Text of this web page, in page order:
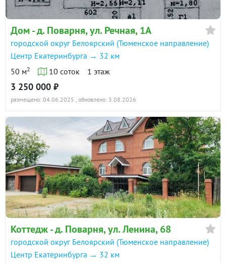
Дом - д. Поварня, ул. Речная, 1А
городской округ Белоярский (Тюменское направление)
Центр Екатеринбурга → 32 км
50 м2 10 соток 1 этаж
3 250 000 ₽
размещено: 04.06.2025 , обновлено: 3.08.2026
Коттедж - д. Поварня, ул. Ленина, 68
городской округ Белоярский (Тюменское направление)
Центр Екатеринбурга → 32 км